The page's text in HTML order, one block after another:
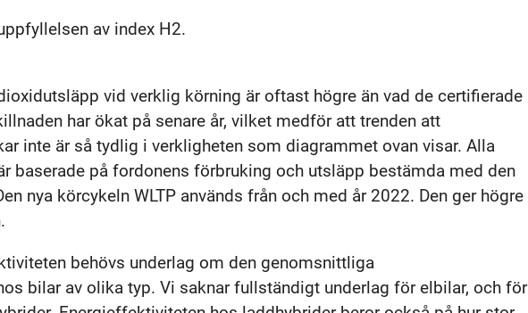
av index H2.
vid verklig körning är oftast högre än vad de certifierade
har ökat på senare år, vilket medför att trenden att
inte är så tydlig i verkligheten som diagrammet ovan visar. Alla
baserade på fordonens förbruking och utsläpp bestämda med den
nya körcykeln WLTP används från och med år 2022. Den ger högre
behövs underlag om den genomsnittliga
bilar av olika typ. Vi saknar fullständigt underlag för elbilar, och för